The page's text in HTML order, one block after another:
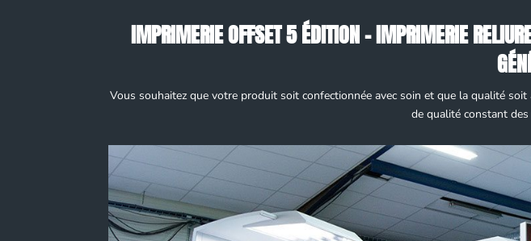
IMPRIMERIE OFFSET 5 ÉDITION – IMPRIMERIE
Vous souhaitez que votre produit soit confectionnée avec soin et que la qualité
de qualité constant